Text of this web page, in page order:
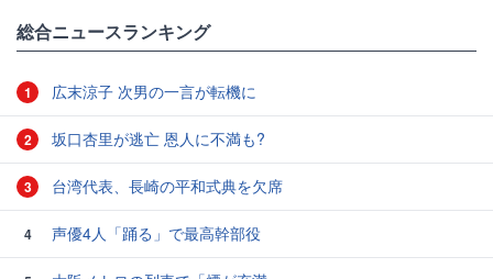
総合ニュースランキング
1 広末涼子 次男の一言が転機に
2 坂口杏里が逃亡 恩人に不満も?
3 台湾代表、長崎の平和式典を欠席
4 声優4人「踊る」で最高幹部役